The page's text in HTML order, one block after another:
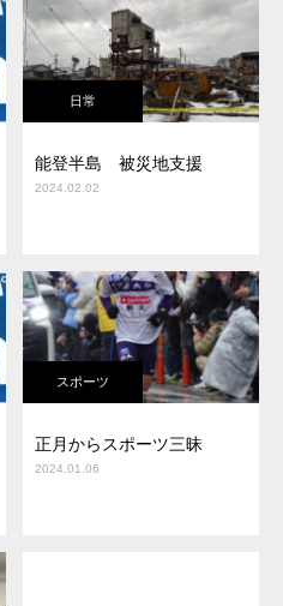
日常
能登半島 被災地支援
2024.02.02
スポーツ
正月からスポーツ三昧
2024.01.06